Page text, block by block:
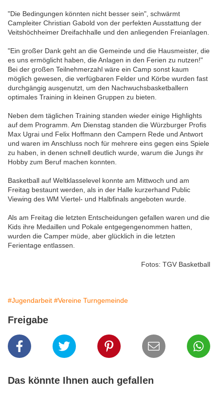
"Die Bedingungen könnten nicht besser sein", schwärmt
Campleiter Christian Gabold von der perfekten Ausstattung der
Veitshöchheimer Dreifachhalle und den anliegenden Freianlagen.
"Ein großer Dank geht an die Gemeinde und die Hausmeister, die
es uns ermöglicht haben, die Anlagen in den Ferien zu nutzen!"
Bei der großen Teilnehmerzahl wäre ein Camp sonst kaum
möglich gewesen, die verfügbaren Felder und Körbe wurden fast
durchgängig ausgenutzt, um den Nachwuchsbasketballern
optimales Training in kleinen Gruppen zu bieten.
Neben dem täglichen Training standen wieder einige Highlights
auf dem Programm. Am Dienstag standen die Würzburger Profis
Max Ugrai und Felix Hoffmann den Campern Rede und Antwort
und waren im Anschluss noch für mehrere eins gegen eins Spiele
zu haben, in denen schnell deutlich wurde, warum die Jungs ihr
Hobby zum Beruf machen konnten.
Basketball auf Weltklasselevel konnte am Mittwoch und am
Freitag bestaunt werden, als in der Halle kurzerhand Public
Viewing des WM Viertel- und Halbfinals angeboten wurde.
Als am Freitag die letzten Entscheidungen gefallen waren und die
Kids ihre Medaillen und Pokale entgegengenommen hatten,
wurden die Camper müde, aber glücklich in die letzten
Ferientage entlassen.
Fotos: TGV Basketball
#Jugendarbeit #Vereine Turngemeinde
Freigabe
Das könnte Ihnen auch gefallen